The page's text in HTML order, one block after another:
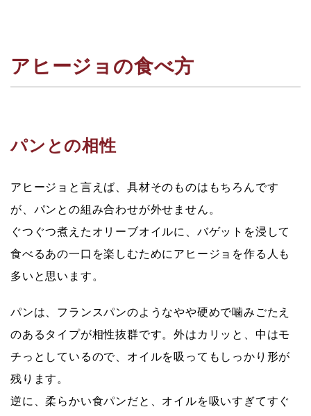
アヒージョの食べ方
パンとの相性
アヒージョと言えば、具材そのものはもちろんです
が、 パンとの組み合わせが外せません。
ぐつぐつ煮えたオリーブオイルに、バゲットを浸して
食べるあの一口を楽しむためにアヒージョを作る人も
多いと思います。
パンは、フランスパンのようなやや硬めで噛みごたえ
のあるタイプが相性抜群です。外はカリッと、中はモ
チっとしているので、オイルを吸ってもしっかり形が
残ります。
逆に、柔らかい食パンだと、オイルを吸いすぎてすぐ